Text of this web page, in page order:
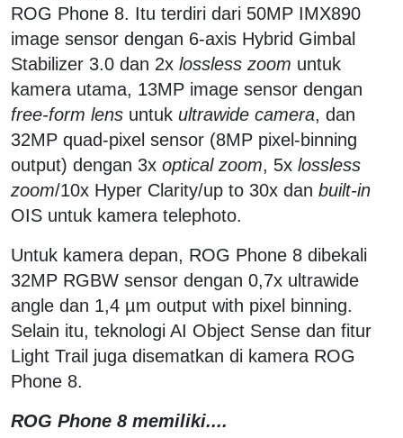
ROG Phone 8. Itu terdiri dari 50MP IMX890
image sensor dengan 6-axis Hybrid Gimbal
Stabilizer 3.0 dan 2x lossless zoom untuk
kamera utama, 13MP image sensor dengan
free-form lens untuk ultrawide camera, dan
32MP quad-pixel sensor (8MP pixel-binning
output) dengan 3x optical zoom, 5x lossless
zoom/10x Hyper Clarity/up to 30x dan built-in
OIS untuk kamera telephoto.
Untuk kamera depan, ROG Phone 8 dibekali
32MP RGBW sensor dengan 0,7x ultrawide
angle dan 1,4 µm output with pixel binning.
Selain itu, teknologi AI Object Sense dan fitur
Light Trail juga disematkan di kamera ROG
Phone 8.
ROG Phone 8 memiliki....